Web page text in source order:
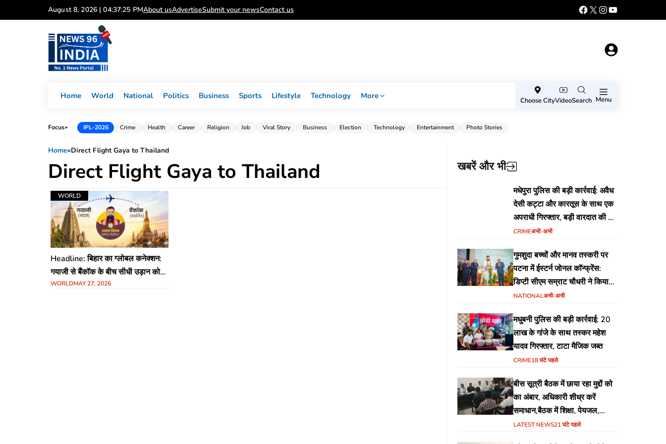
to
August 8, 2026 | 04:37:25 PMAbout usAdvertiseSubmit your newsContact us
Home World National Politics Business Sports Lifestyle Technology More
Choose CityVideoSearch Menu
Focus► IPL-2026 Crime Health Career Religion Job Viral Story Business Election Technology Entertainment Photo Stories
Home»Direct Flight Gaya to Thailand
Direct Flight Gaya to Thailand
WORLD
Headline: बिहार का ग्लोबल कनेक्शन:
गयाजी से बैंकॉक के बीच सीधी उड़ान को
मंजूरी, CM सम्राट चौधरी की बड़ी पहल
WORLDMAY 27, 2026
खबरें और भी
मधेपुरा पुलिस की बड़ी कार्रवाई: अवैध
देसी कट्टा और कारतूस के साथ एक
अपराधी गिरफ्तार, बड़ी वारदात की थी
योजना
CRIMEअभी-अभी
गुमशुदा बच्चों और मानव तस्करी पर
पटना में ईस्टर्न जोनल कॉन्फ्रेंस:
डिप्टी सीएम सम्राट चौधरी ने किया
उद्घाटन, अंतर्राज्यीय समन्वय पर जोर
NATIONALअभी-अभी
मधुबनी पुलिस की बड़ी कार्रवाई: 20
लाख के गांजे के साथ तस्कर महेश
यादव गिरफ्तार, टाटा मैजिक जब्त
CRIME18 घंटे पहले
बीस सूत्री बैठक में छाया रहा मुद्दों को
का अंबार, अधिकारी शीध्र करें
समाधान,बैठक में शिक्षा, पेयजल,
जलजमाव,आवास ,व किसानों के
LATEST NEWS21 घंटे पहले